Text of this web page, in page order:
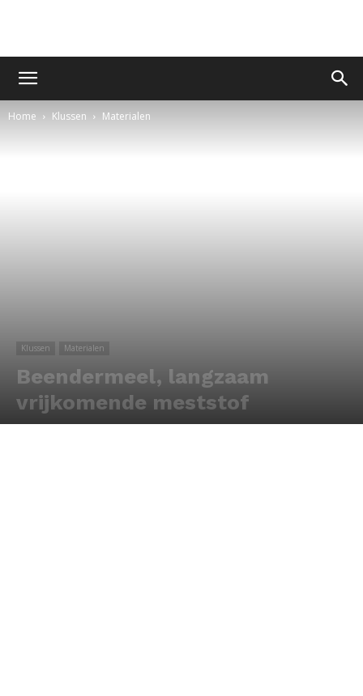
Home Klussen Materialen
Klussen Materialen
Beendermeel, langzaam
vrijkomende meststof
Door Redactie -